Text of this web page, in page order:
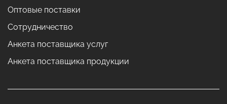
Оптовые поставки
Сотрудничество
Анкета поставщика услуг
Анкета поставщика продукции